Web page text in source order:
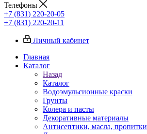
Телефоны
+7 (831) 220-20-05
+7 (831) 220-20-11
Личный кабинет
Главная
Каталог
Назад
Каталог
Водоэмульсионные краски
Грунты
Колера и пасты
Декоративные материалы
Антисептики, масла, пропитки